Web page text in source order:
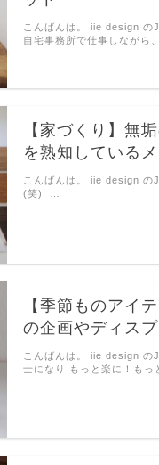
こんばんは。 iie design の
自宅事務所で仕事しながら
【家づくり】無
を熟知している
こんばんは。 iie design の
(笑) …
【季節ものアイ
の企画やディス
こんばんは。 iie design の
士になり もっと楽に！もっ